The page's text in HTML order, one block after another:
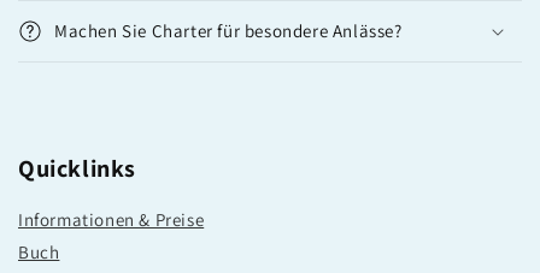
Machen Sie Charter für besondere Anlässe?
Quicklinks
Informationen & Preise
Buch